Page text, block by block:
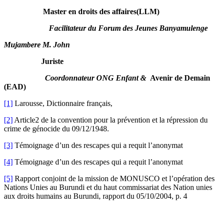
Master en droits des affaires(LLM)
Facilitateur du Forum des Jeunes Banyamulenge
Mujambere M. John
Juriste
Coordonnateur ONG Enfant & Avenir de Demain
(EAD)
[1] Larousse, Dictionnaire français,
[2] Article2 de la convention pour la prévention et la répression du
crime de génocide du 09/12/1948.
[3] Témoignage d’un des rescapes qui a requit l’anonymat
[4] Témoignage d’un des rescapes qui a requit l’anonymat
[5] Rapport conjoint de la mission de MONUSCO et l’opération des
Nations Unies au Burundi et du haut commissariat des Nation unies
aux droits humains au Burundi, rapport du 05/10/2004, p. 4